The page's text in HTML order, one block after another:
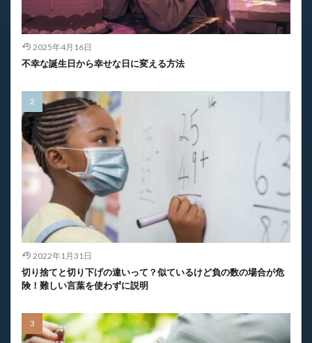
2025年4月16日
不幸な誕生日から幸せな日に変える方法
2022年1月31日
切り捨てと切り下げの違いって？似ているけど負の数の場合が危
険！難しい言葉を使わずに説明